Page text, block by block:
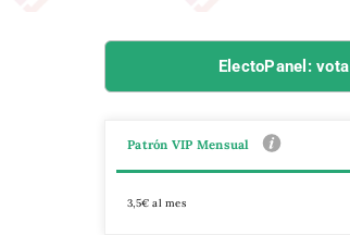
ElectoPanel: vota
Patrón VIP Mensual
3,5€ al mes